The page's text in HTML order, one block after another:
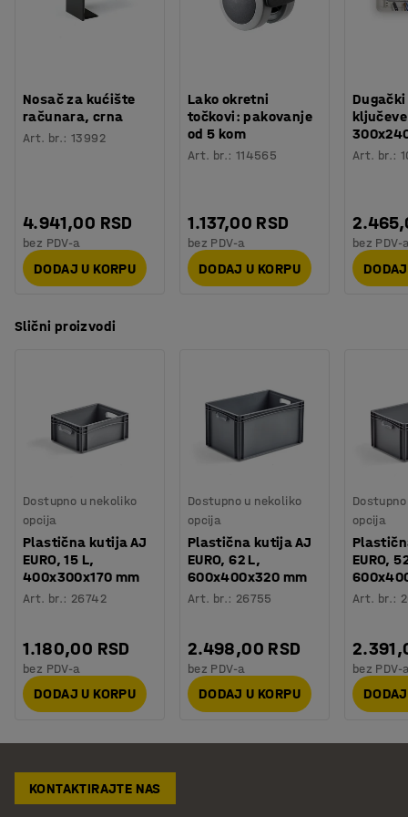
savršenim izborom za većinu radnih mesta. Pored toga,
Euro plastična kutija podnosi temperature između -40 °
Poklopac je dostupan kao dodatna oprema (prodaje se
odvojeno).
Nosivost: 15
Nosač za kućište
računara, crna
Art. br.:13992
4.941,00 RSD
bez PDV-a
DODAJ U KORPU
Lako okretni
točkovi: pakovanje
od 5 kom
Art. br.: 114565
1.137,00 RSD
bez PDV-a
DODAJ U KORPU
Art. br.:
bez PDV-
Slični proizvodi
Dostupno u nekoliko
opcija
Plastična kutija AJ
EURO, 15 L,
400x300x170 mm
Art. br.: 26742
1.180,00 RSD
bez PDV-a
DODAJ U KORPU
Dostupno u nekoliko
opcija
Plastična kutija AJ
EURO, 62 L,
600x400x320 mm
Art. br.: 26755
2.498,00 RSD
bez PDV-a
DODAJ U KORPU
opcija
EURO,
Art. br.:
bez PDV-
KONTAKTIRAJTE NAS